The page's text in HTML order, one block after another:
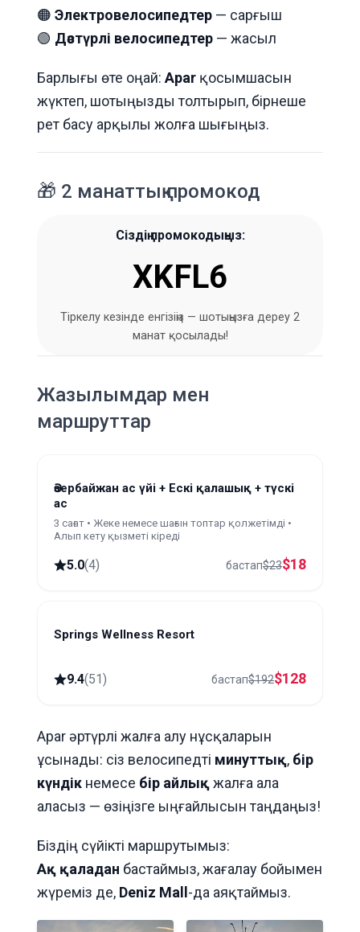
🟠 Электровелосипедтер — сарғыш
🟢 Дәстүрлі велосипедтер — жасыл
Барлығы өте оңай: Apar қосымшасын
жүктеп, шотыңызды толтырып, бірнеше
рет басу арқылы жолға шығыңыз.
🎁 2 манаттық промокод
Сіздің промокодыңыз:
XKFL6
Тіркелу кезінде енгізіңіз — шотыңызға дереу 2
манат қосылады!
Жазылымдар мен
маршруттар
Әзербайжан ас үйі + Ескі қалашық + түскі
ас
3 сағат • Жеке немесе шағын топтар қолжетімді •
Алып кету қызметі кіреді
5.0(4) бастап$23$18
Lankaran
Springs Wellness Resort
9.4(51) бастап$192$128
Apar әртүрлі жалға алу нұсқаларын
ұсынады: сіз велосипедті минуттық, бір
күндік немесе бір айлықжалға ала
аласыз — өзіңізге ыңғайлысын таңдаңыз!
Біздің сүйікті маршрутымыз:
Ақ қаладан бастаймыз, жағалау бойымен
жүреміз де, Deniz Mall -да аяқтаймыз.